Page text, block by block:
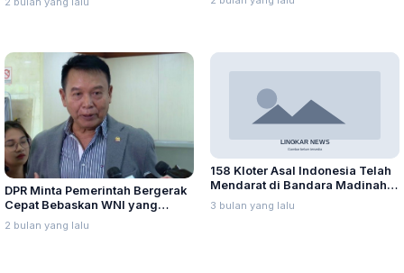
Reruntuhan
DPR Minta Pemerintah Bergerak
Cepat Bebaskan WNI yang
Ditangkap Israel
2 bulan yang lalu
158 Kloter Asal Indonesia Telah
Mendarat di Bandara Madinah,
Puncak Gelombang I Diprediksi
Jatuh pada 6 Mei 2026
3 bulan yang lalu